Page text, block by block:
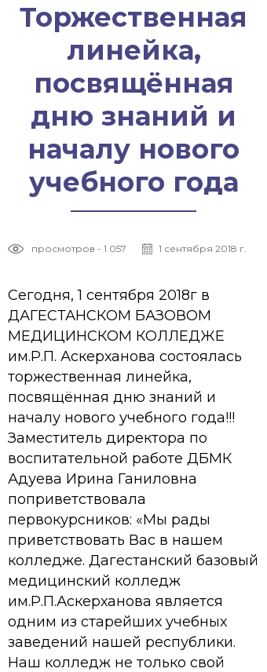
Торжественная
линейка,
посвящённая
дню знаний и
началу нового
учебного года
просмотров - 1 057 1 сентября 2018 г.
Сегодня, 1 сентября 2018г в
ДАГЕСТАНСКОМ БАЗОВОМ
МЕДИЦИНСКОМ КОЛЛЕДЖЕ
им.Р.П. Аскерханова состоялась
торжественная линейка,
посвящённая дню знаний и
началу нового учебного года!!!
Заместитель директора по
воспитательной работе ДБМК
Адуева Ирина Ганиловна
поприветствовала
первокурсников: «Мы рады
приветствовать Вас в нашем
колледже. Дагестанский базовый
медицинский колледж
им.Р.П.Аскерханова является
одним из старейших учебных
заведений нашей республики.
Наш колледж не только свой